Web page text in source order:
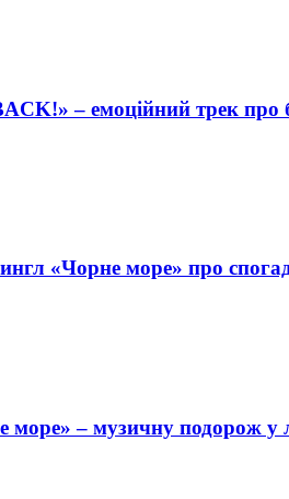
– емоційний трек про
«Чорне море» про
– музичну подорож у